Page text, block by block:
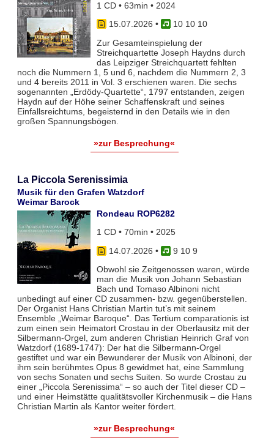
1 CD • 63min • 2024
15.07.2026 •
10 10 10
Zur Gesamteinspielung der
Streichquartette Joseph Haydns durch
das Leipziger Streichquartett fehlten
noch die Nummern 1, 5 und 6, nachdem die Nummern 2, 3
und 4 bereits 2011 in Vol. 3 erschienen waren. Die sechs
sogenannten „Erdödy-Quartette“, 1797 entstanden, zeigen
Haydn auf der Höhe seiner Schaffenskraft und seines
Einfallsreichtums, begeisternd in den Details wie in den
großen Spannungsbögen.
»zur Besprechung«
La Piccola Serenissimia
Musik für den Grafen Watzdorf
Weimar Barock
Rondeau ROP6282
1 CD • 70min • 2025
14.07.2026 •
9 10 9
Obwohl sie Zeitgenossen waren, würde
man die Musik von Johann Sebastian
Bach und Tomaso Albinoni nicht
unbedingt auf einer CD zusammen- bzw. gegenüberstellen.
Der Organist Hans Christian Martin tut’s mit seinem
Ensemble „Weimar Baroque“. Das Tertium comparationis ist
zum einen sein Heimatort Crostau in der Oberlausitz mit der
Silbermann-Orgel, zum anderen Christian Heinrich Graf von
Watzdorf (1689-1747): Der hat die Silbermann-Orgel
gestiftet und war ein Bewunderer der Musik von Albinoni, der
ihm sein berühmtes Opus 8 gewidmet hat, eine Sammlung
von sechs Sonaten und sechs Suiten. So wurde Crostau zu
einer „Piccola Serenissima“ – so auch der Titel dieser CD –
und einer Heimstätte qualitätsvoller Kirchenmusik – die Hans
Christian Martin als Kantor weiter fördert.
»zur Besprechung«